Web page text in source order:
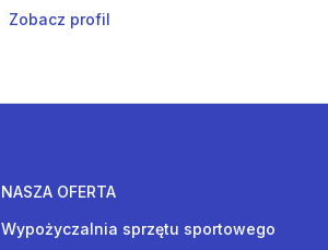
Zobacz profil
NASZA OFERTA
Wypożyczalnia sprzętu sportowego